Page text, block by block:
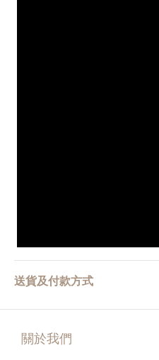
送貨及付款方式
關於我們